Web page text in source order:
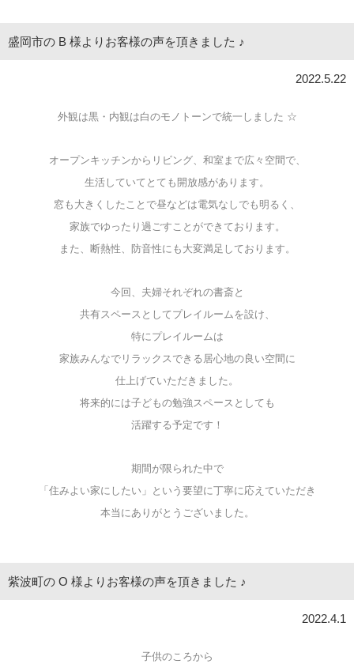
盛岡市の B 様よりお客様の声を頂きました ♪
2022.5.22
外観は黒・内観は白のモノトーンで統一しました ☆
オープンキッチンからリビング、和室まで広々空間で、
生活していてとても開放感があります。
窓も大きくしたことで昼などは電気なしでも明るく、
家族でゆったり過ごすことができております。
また、断熱性、防音性にも大変満足しております。
今回、夫婦それぞれの書斎と
共有スペースとしてプレイルームを設け、
特にプレイルームは
家族みんなでリラックスできる居心地の良い空間に
仕上げていただきました。
将来的には子どもの勉強スペースとしても
活躍する予定です！
期間が限られた中で
「住みよい家にしたい」という要望に丁寧に応えていただき
本当にありがとうございました。
紫波町の O 様よりお客様の声を頂きました ♪
2022.4.1
子供のころから